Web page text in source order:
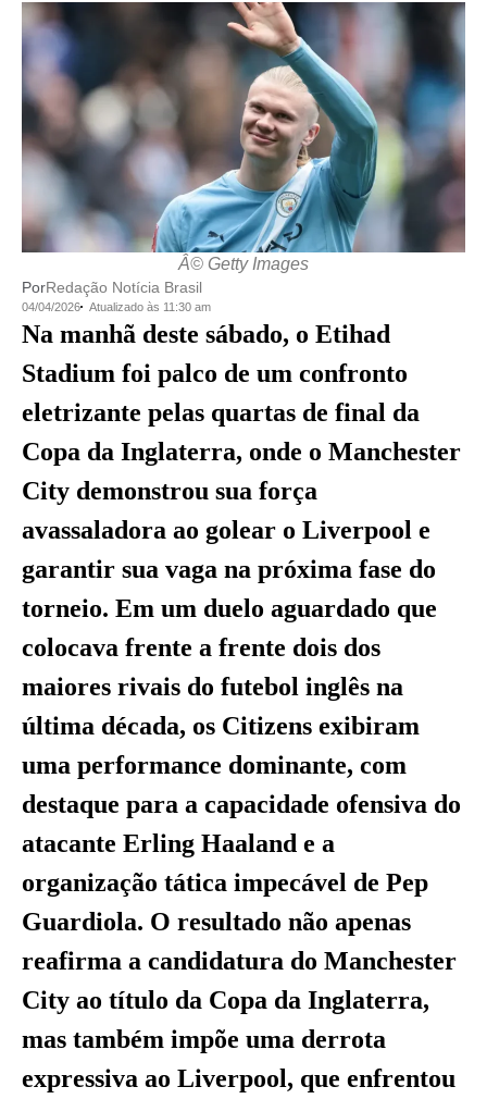
Â© Getty Images
PorRedação Notícia Brasil
04/04/2026 Atualizado às 11:30 am
Na manhã deste sábado, o Etihad
Stadium foi palco de um confronto
eletrizante pelas quartas de final da
Copa da Inglaterra, onde o Manchester
City demonstrou sua força
avassaladora ao golear o Liverpool e
garantir sua vaga na próxima fase do
torneio. Em um duelo aguardado que
colocava frente a frente dois dos
maiores rivais do futebol inglês na
última década, os Citizens exibiram
uma performance dominante, com
destaque para a capacidade ofensiva do
atacante Erling Haaland e a
organização tática impecável de Pep
Guardiola. O resultado não apenas
reafirma a candidatura do Manchester
City ao título da Copa da Inglaterra,
mas também impõe uma derrota
expressiva ao Liverpool, que enfrentou